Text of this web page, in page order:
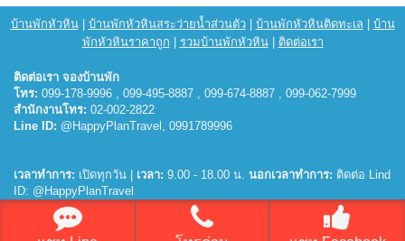
บ้านพักหัวหิน| บ้านพักหัวหินสระว่ายน้ำส่วนตัว| บ้านพักหัวหินติดทะเล
บ้าน
พักหัวหินราคาถูก
รวมบ้านพักหัวหิน| ติดต่อเรา
ติดต่อเรา จองบ้านพัก
โทร: 099-178-9996 , 099-495-8887 , 099-674-8887 , 099-062-7999
สำนักงานโทร: 02-002-2822
Line ID: @HappyPlanTravel, 0991789996
เวลาทำการ: เปิดทุกวัน | เวลา: 9.00 - 18.00 น. นอกเวลาทำการ: ติดต่อ Lind
ID: @HappyPlanTravel
© 2026บ้านพักหัวหิน